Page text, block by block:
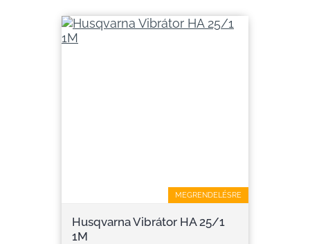
MEGRENDELÉSRE
Husqvarna Vibrátor HA 25/1
1M